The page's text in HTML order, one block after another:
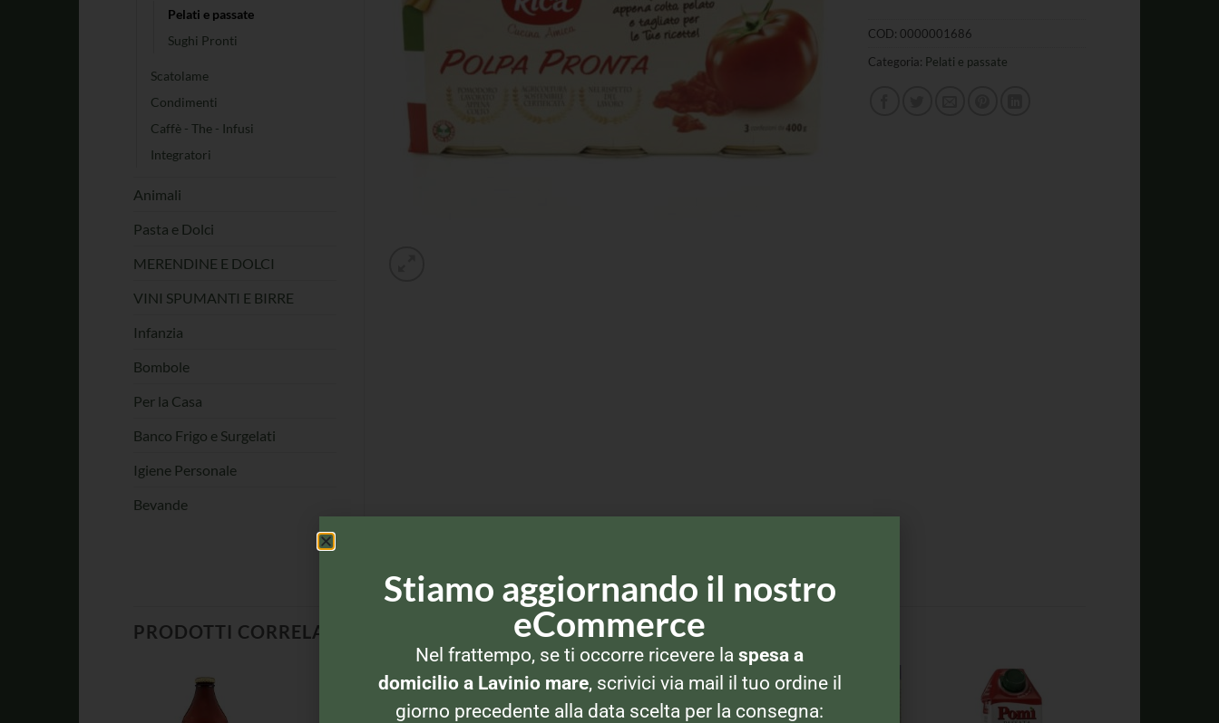
COD: 0000001686
Categoria: Pelati e passate
Pelati e passate
Sughi Pronti
Scatolame
Condimenti
Caffè - The - Infusi
Integratori
Animali
Pasta e Dolci
MERENDINE E DOLCI
VINI SPUMANTI E BIRRE
Infanzia
Bombole
Per la Casa
Banco Frigo e Surgelati
Igiene Personale
Bevande
PRODOTTI CORRELATI
Stiamo aggiornando il nostro
eCommerce
Nel frattempo, se ti occorre ricevere la spesa a
domicilio a Lavinio mare, scrivici via mail il tuo ordine il
giorno precedente alla data scelta per la consegna: